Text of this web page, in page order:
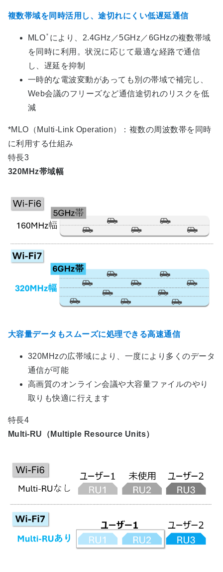
複数帯域を同時活用し、途切れにくい低遅延通信
MLO * により、2.4GHz／5GHz／6GHzの複数帯域
を同時に利用。状況に応じて最適な経路で通信
し、遅延を抑制
一時的な電波変動があっても別の帯域で補完し、
Web会議のフリーズなど通信途切れのリスクを低
減
*MLO（Multi-Link Operation）：複数の周波数帯を同時
に利用する仕組み
特長3
320MHz帯域幅
大容量データもスムーズに処理できる高速通信
320MHzの広帯域により、一度により多くのデータ
通信が可能
高画質のオンライン会議や大容量ファイルのやり
取りも快適に行えます
特長4
Multi-RU（Multiple Resource Units）